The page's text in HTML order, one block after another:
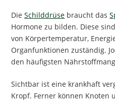
DieSchilddrüse braucht das
Hormone zu bilden. Diese
von Körpertemperatur,
Organfunktionen zuständig.
den häufigsten
Sichtbar ist eine krankhaft
Kropf. Ferner können Knoten